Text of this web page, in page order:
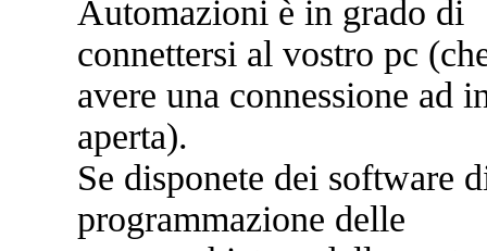
Automazioni è in grado di
connettersi al vostro pc
avere una connessione ad
aperta).
Se disponete dei software
programmazione delle